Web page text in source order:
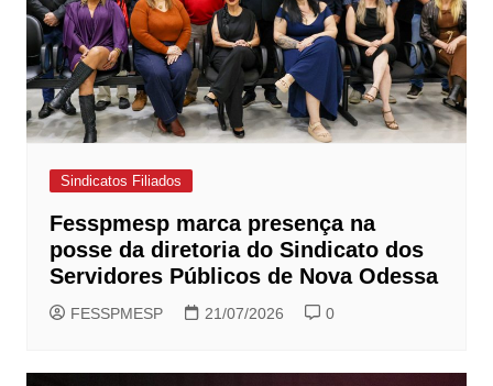
Sindicatos Filiados
Fesspmesp marca presença na
posse da diretoria do Sindicato dos
Servidores Públicos de Nova Odessa
FESSPMESP 21/07/2026 0